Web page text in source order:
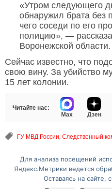
«Утром следующего
обнаружил брата без
чего соседи по его
полицию», —
Воронежской области.
Сейчас известно, что
свою вину. За убийство
15 лет колонии.
Читайте нас:
Max
Дзен
ГУ МВД России, Следственный
Перейти на полную
Для анализа посещений
Яндекс.Метрики ведется
Оставаясь на сайте,